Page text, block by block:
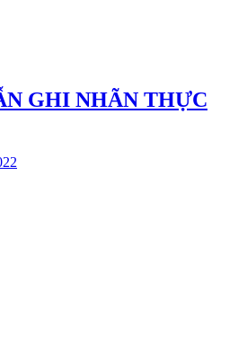
GHI NHÃN THỰC